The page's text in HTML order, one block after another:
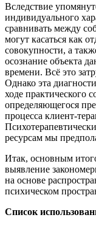
Вследствие
индивидуального
сравнивать между
могут касаться как
совокупности, а
осознание объекта
времени. Всё это
Однако эта
ходе практического
определяющегося
процесса клиент-
ресурсам мы
Итак, основным
выявление
на основе
психическом
Список